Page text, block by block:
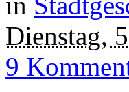
Dienstag,
9